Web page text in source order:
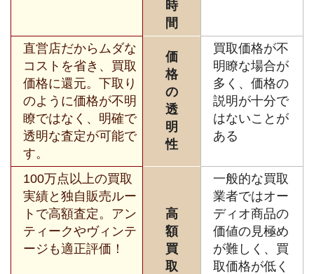
時
間
直営店だからムダな
コストを省き、買取
価格に還元。下取り
のように価格が不明
瞭ではなく、明確で
透明な査定が可能で
す。
価
格
の
透
明
性
買取価格が不
明瞭な場合が
多く、価格の
説明が十分で
はないことが
ある
100万点以上の買取
実績と独自販売ルー
トで高額査定。アン
ティークやヴィンテ
ージも適正評価！
高
額
買
取
一般的な買取
業者ではオー
ディオ商品の
価値の見極め
が難しく、買
取価格が低く